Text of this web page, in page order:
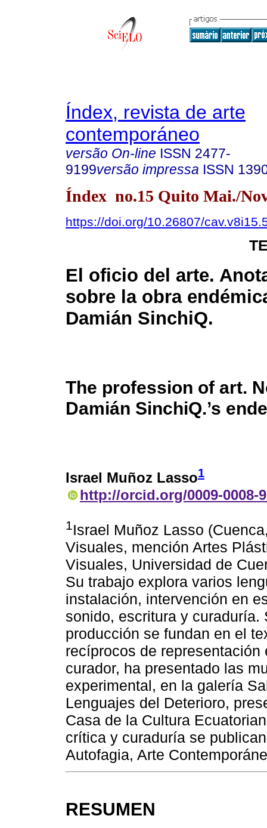
Índex, revista de arte
contemporáneo
versão On-line ISSN 2477-
9199versão impressa ISSN
Índex no.15 Quito Mai./
https://doi.org/10.26807/
El oficio del arte.
sobre la obra
Damián SinchiQ.
The profession of art.
Damián SinchiQ.’s
Israel Muñoz Lasso1
http://orcid.org/0009-0008-
1 Israel Muñoz Lasso
Visuales, mención Artes
Visuales, Universidad de
Su trabajo explora varios
instalación, intervención en
sonido, escritura y
producción se fundan en el
recíprocos de
curador, ha presentado las
experimental, en la galería
Lenguajes del Deterioro,
Casa de la Cultura
crítica y curaduría se
Autofagia, Arte
RESUMEN